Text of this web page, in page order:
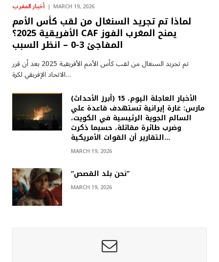
أخبار المغرب MARCH 19, 2026
لماذا تم تجريد السنغال من لقب كأس الأمم
الأفريقية 2025؟ CAF يمنح المغرب الفوز
المفاجئ 3-0 – انظر السبب
تم تجريد السنغال من لقب كأس الأمم الأفريقية 2025 بعد أن قرر
الاتحاد الإفريقي لكرة…
(أبرز الأحداث) الأخبار العاجلة اليوم، 15
مارس: غارة إيرانية تستهدف قاعدة علي
السالم الجوية الرئيسية في الكويت،
وضرب طائرة مقاتلة، حسبما ذكرت
التقارير أن القوات الأمريكية…
MARCH 19, 2026
“نحن بلد القصص”
MARCH 19, 2026